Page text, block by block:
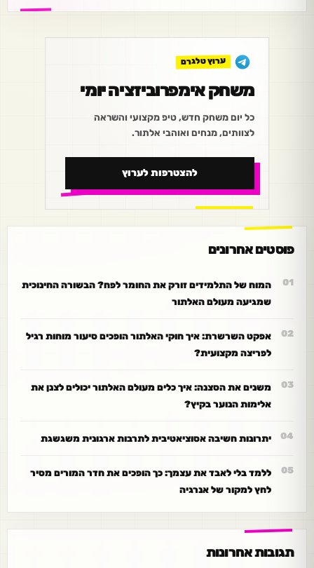
ערוץ טלגרם
משחק אימפרוביזציה יומי
כל יום משחק חדש, טיפ מקצועי והשראה
לצוותים, מנחים ואוהבי אלתור.
להצטרפות לערוץ
פוסטים אחרונים
המוח של התלמידים זורק את החומר לפח? הבשורה החינוכית
שמגיעה מעולם האלתור
אפקט השרשרת: איך חוקי האלתור הופכים סיעור מוחות רגיל
לפריצה מקצועית?
משנים את הסצנה: איך כלים מעולם האלתור יכולים לצנן את
אלימות הנוער בקיץ?
יתרונות חשיבה אסוציאטיבית לתרבות ארגונית משגשגת
ללמד בלי לאבד את עצמך: כך הופכים את חדר המורים מסיר
לחץ למקור של אנרגיה
תגובות אחרונות